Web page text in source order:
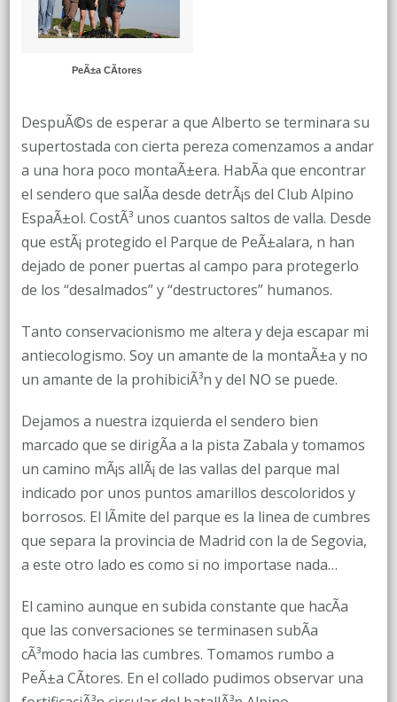
PeÃ±a CÃ­tores
DespuÃ©s de esperar a que Alberto se terminara su
supertostada con cierta pereza comenzamos a andar
a una hora poco montaÃ±era. HabÃ­a que encontrar
el sendero que salÃ­a desde detrÃ¡s del Club Alpino
EspaÃ±ol. CostÃ³ unos cuantos saltos de valla. Desde
que estÃ¡ protegido el Parque de PeÃ±alara, n han
dejado de poner puertas al campo para protegerlo
de los “desalmados” y “destructores” humanos.
Tanto conservacionismo me altera y deja escapar mi
antiecologismo. Soy un amante de la montaÃ±a y no
un amante de la prohibiciÃ³n y del NO se puede.
Dejamos a nuestra izquierda el sendero bien
marcado que se dirigÃ­a a la pista Zabala y tomamos
un camino mÃ¡s allÃ¡ de las vallas del parque mal
indicado por unos puntos amarillos descoloridos y
borrosos. El lÃ­mite del parque es la linea de cumbres
que separa la provincia de Madrid con la de Segovia,
a este otro lado es como si no importase nada…
El camino aunque en subida constante que hacÃ­a
que las conversaciones se terminasen subÃ­a
cÃ³modo hacia las cumbres. Tomamos rumbo a
PeÃ±a CÃ­tores. En el collado pudimos observar una